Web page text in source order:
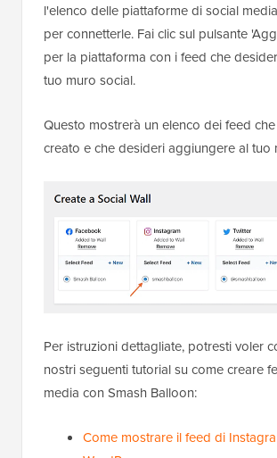
l'elenco delle piattaforme di social
per connetterle. Fai clic sul pulsante
per la piattaforma con i feed che
tuo muro social.
Questo mostrerà un elenco dei feed
creato e che desideri aggiungere al tuo
Per istruzioni dettagliate, potresti voler
nostri seguenti tutorial su come creare
media con Smash Balloon:
Come mostrare il feed di